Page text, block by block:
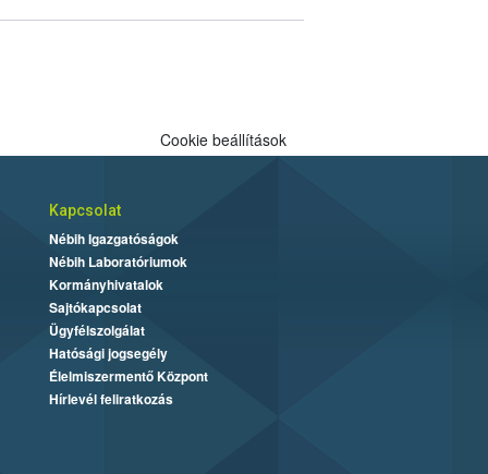
Cookie beállítások
Kapcsolat
Nébih Igazgatóságok
Nébih Laboratóriumok
Kormányhivatalok
Sajtókapcsolat
Ügyfélszolgálat
Hatósági jogsegély
Élelmiszermentő Központ
Hírlevél feliratkozás